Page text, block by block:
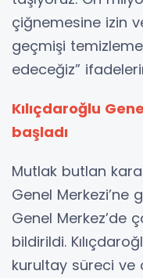
çiğnemesine izin
geçmişi
edeceğiz”
Kılıçdaroğlu
başladı
Mutlak butlan
Genel Merkezi’ne
Genel Merkez’de
bildirildi.
kurultay süreci